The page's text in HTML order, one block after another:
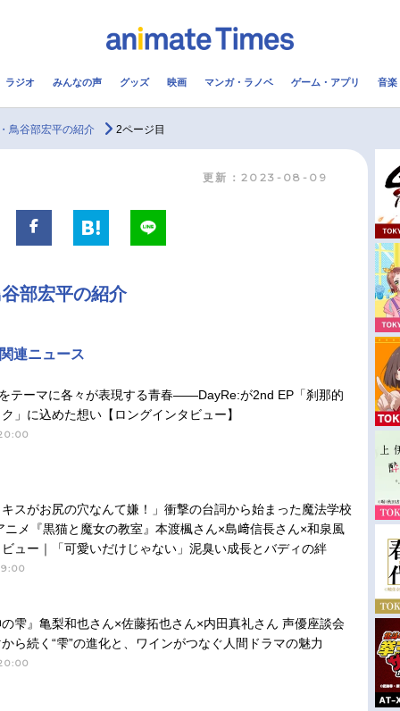
2.5次元 配
アニメ映画一覧
男性声優/女性声優一覧
今期アニメ曜日別一覧
ラジオ みんなの声 グッズ 映画 マンガ・ラノベ ゲーム・アプリ 音楽
鳥谷部宏平の紹介 2ページ目
更新：2023-08-09
部宏平の紹介
連ニュース
をテーマに各々が表現する青春――DayRe:が2nd EP「刹那的
」に込めた想い【ロングインタビュー】
スがお尻の穴なんて嫌！」衝撃の台詞から始まった魔法学校
メ『黒猫と魔女の教室』本渡楓さん×島﨑信長さん×和泉風
ュー｜「可愛いだけじゃない」泥臭い成長とバディの絆
雫』亀梨和也さん×佐藤拓也さん×内田真礼さん 声優座談会
ら続く“雫”の進化と、ワインがつなぐ人間ドラマの魅力